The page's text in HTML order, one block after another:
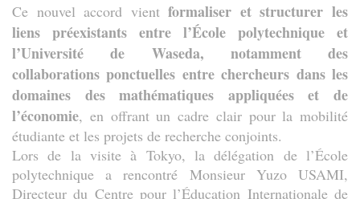
Ce nouvel accord vientformaliser et structurer les
liens préexistants entre l’École polytechnique et
l’Université de Waseda, notamment des
collaborations ponctuelles entre chercheurs dans les
domaines des mathématiques appliquées et de
l’économie, en offrant un cadre clair pour la mobilité
étudiante et les projets de recherche conjoints.
Lors de la visite à Tokyo, la délégation de l’École
polytechnique a rencontré Monsieur Yuzo USAMI,
Directeur du Centre pour l’Éducation Internationale de